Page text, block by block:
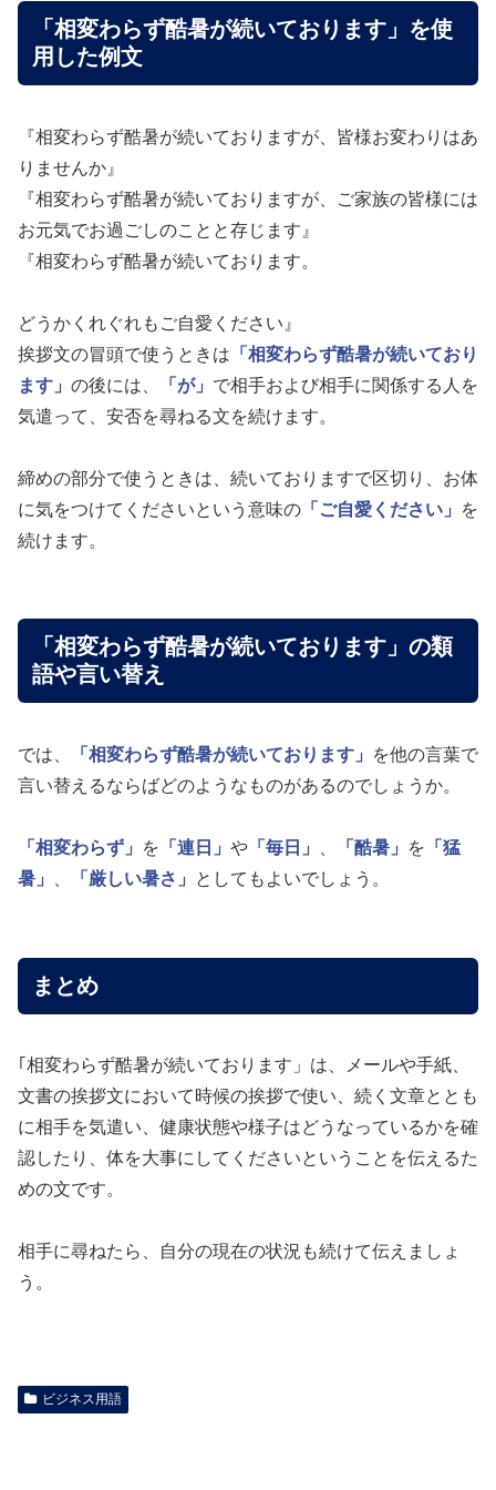
「相変わらず酷暑が続いております」を使
用した例文
『相変わらず酷暑が続いておりますが、皆様お変わりはあ
りませんか』
『相変わらず酷暑が続いておりますが、ご家族の皆様には
お元気でお過ごしのことと存じます』
『相変わらず酷暑が続いております。
どうかくれぐれもご自愛ください』
挨拶文の冒頭で使うときは 「相変わらず酷暑が続いており
ます」 の後には、 「が」 で相手および相手に関係する人を
気遣って、安否を尋ねる文を続けます。
締めの部分で使うときは、続いておりますで区切り、お体
に気をつけてくださいという意味の 「ご自愛ください」
を
続けます。
「相変わらず酷暑が続いております」の類
語や言い替え
では、 「相変わらず酷暑が続いております」
を他の言葉で
言い替えるならばどのようなものがあるのでしょうか。
「相変わらず」 を 「連日」 や 「毎日」 「酷暑」 を 「猛
暑」
「厳しい暑さ」 としてもよいでしょう。
まとめ
｢相変わらず酷暑が続いております」は、メールや手紙、
文書の挨拶文において時候の挨拶で使い、続く文章ととも
に相手を気遣い、健康状態や様子はどうなっているかを確
認したり、体を大事にしてくださいということを伝えるた
めの文です。
相手に尋ねたら、自分の現在の状況も続けて伝えましょ
う。
ビジネス用語